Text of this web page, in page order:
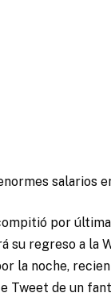
salarios
por
su regreso a la
la noche,
Tweet de un